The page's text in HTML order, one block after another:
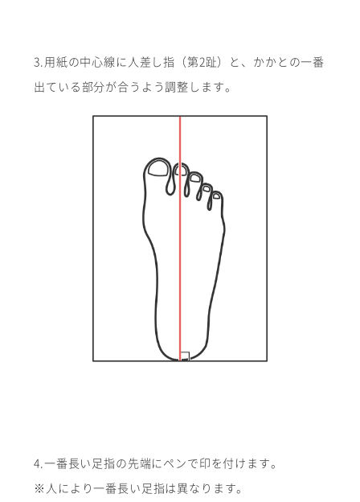
3.用紙の中心線に人差し指（第2趾）と、かかとの一番
出ている部分が合うよう調整します。
4.一番長い足指の先端にペンで印を付けます。
※人により一番長い足指は異なります。